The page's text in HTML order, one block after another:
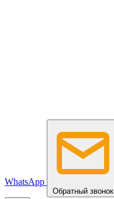
WhatsApp
Обратный звонок